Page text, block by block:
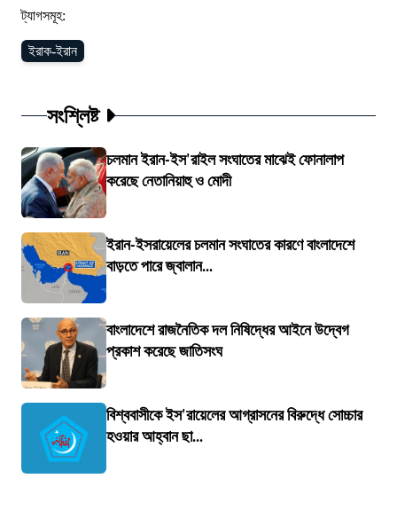
ট্যাগসমূহ:
ইরাক-ইরান
সংশ্লিষ্ট
চলমান ইরান-ইস'রাইল সংঘাতের মাঝেই ফোনালাপ
করেছে নেতানিয়াহু ও মোদী
ইরান-ইসরায়েলের চলমান সংঘাতের কারণে বাংলাদেশে
বাড়তে পারে জ্বালান...
বাংলাদেশে রাজনৈতিক দল নিষিদ্ধের আইনে উদ্বেগ
প্রকাশ করেছে জাতিসংঘ
বিশ্ববাসীকে ইস'রায়েলের আগ্রাসনের বিরুদ্ধে সোচ্চার
হওয়ার আহ্বান ছা...